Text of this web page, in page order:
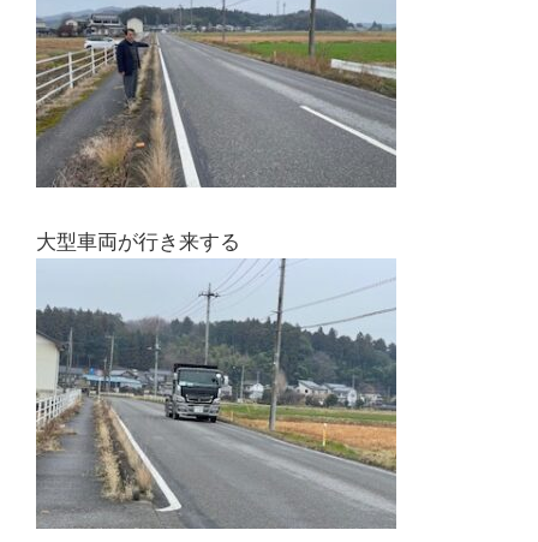
大型車両が行き来する